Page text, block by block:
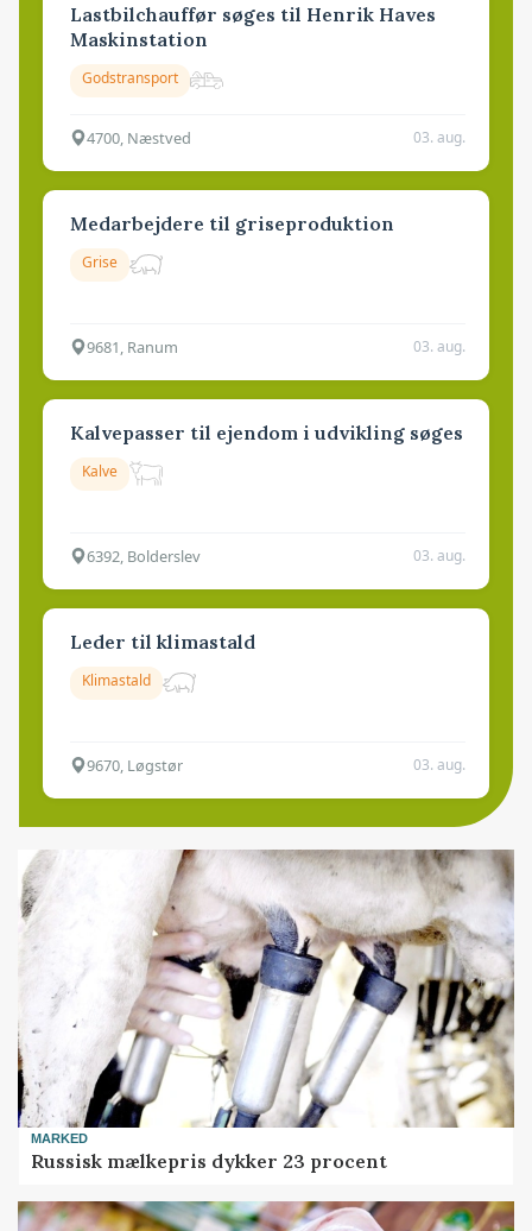
Lastbilchauffør søges til Henrik Haves
Maskinstation
Godstransport
4700, Næstved 03. aug.
Medarbejdere til griseproduktion
Grise
9681, Ranum 03. aug.
Kalvepasser til ejendom i udvikling søges
Kalve
6392, Bolderslev 03. aug.
Leder til klimastald
Klimastald
9670, Løgstør 03. aug.
MARKED
Russisk mælkepris dykker 23 procent